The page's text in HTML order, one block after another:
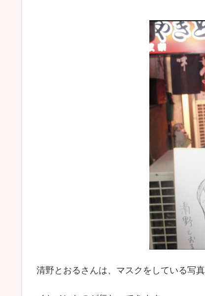
清野とおるさんは、マスクをしている写